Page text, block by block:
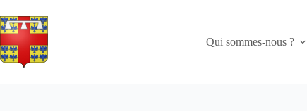
au
contenu
Qui sommes-nous ?